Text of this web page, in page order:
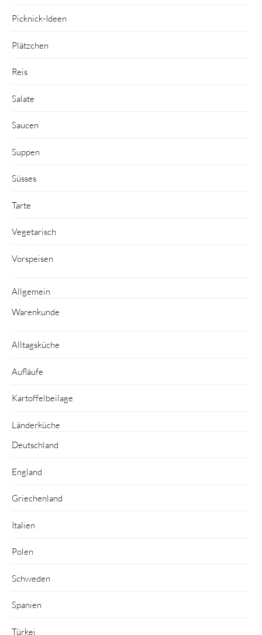
Picknick-Ideen
Plätzchen
Reis
Salate
Saucen
Suppen
Süsses
Tarte
Vegetarisch
Vorspeisen
Allgemein
Warenkunde
Alltagsküche
Aufläufe
Kartoffelbeilage
Länderküche
Deutschland
England
Griechenland
Italien
Polen
Schweden
Spanien
Türkei